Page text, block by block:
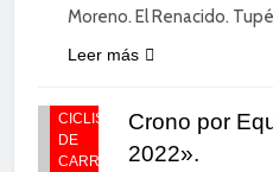
Moreno. El Renacido.
Leer más
CICLISMO
DE
CARRETERA
Crono por
2022».